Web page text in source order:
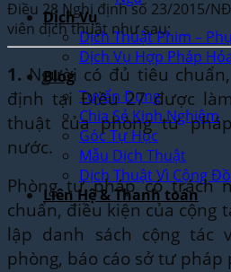
Dịch Vụ
Dịch Thuật Phim –
Dịch Vụ Hợp Pháp
Blog
Tuyển Dụng
Chia Sẻ Kinh Nghiệm
Góc Tự Học
Mẫu Dịch Thuật
Dịch Thuật Vì Cộng
Liên Hệ & Thanh toán
Điều 28 Nghị định số 23/2015/
viên dịch thuật như sau:
1. Người có đủ tiêu
định tại Điều 27 được
thuật của phòng tư
nước.
Phòng tư pháp có trách
chuẩn, điều kiện của cộng
lập danh sách cộng tác
phòng, báo cáo sở tư pháp